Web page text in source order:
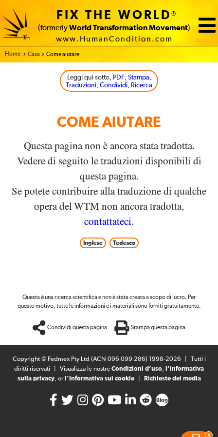
FIX THE WORLD®
(formerly World Transformation Movement)
www.HumanCondition.com
Home Casa Come aiutare
Leggi qui sotto, PDF, Stampa,
Traduzioni, Condividi, Ricerca
COME AIUTARE
Questa pagina non è ancora stata tradotta.
Vedere di seguito le traduzioni disponibili di
questa pagina.
Se potete contribuire alla traduzione di qualche
opera del WTM non ancora tradotta,
contattateci.
Inglese Tedesco
Questa è una ricerca scientifica e non è stata creata a scopo di lucro. Per
questo motivo, tutte le informazioni e i materiali sono forniti gratuitamente.
Condividi questa pagina Stampa questa pagina
Copyright © Fedmex Pty Ltd (ACN 096 099 286) 1998-2026
Tutti i
diritti riservati
Visualizza le nostre Condizioni d’uso,
l’Informativa
sulla privacy, or l’Informativa sui cookie Richieste dei media
Blog
x